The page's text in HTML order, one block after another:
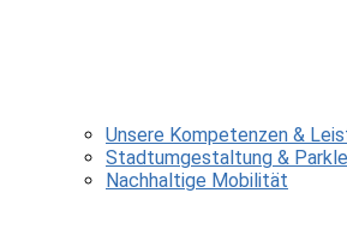
Unsere Kompetenzen &
Stadtumgestaltung &
Nachhaltige Mobilität